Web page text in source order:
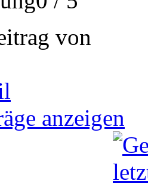
von
anzeigen